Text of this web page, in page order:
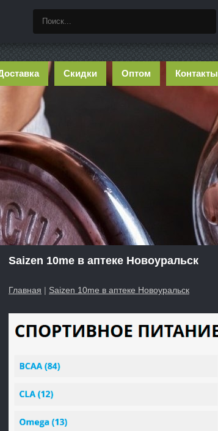
Скидки Оптом Контакты
Saizen 10me в аптеке Новоуральск
Главная | Saizen 10me в аптеке Новоуральск